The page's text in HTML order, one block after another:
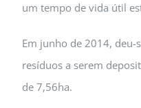
um tempo de vida útil
Em junho de 2014, deu-
resíduos a serem
de 7,56ha.